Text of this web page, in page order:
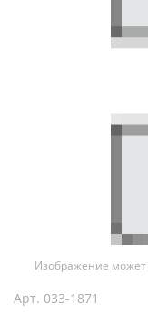
Изображение может
Арт. 033-1871